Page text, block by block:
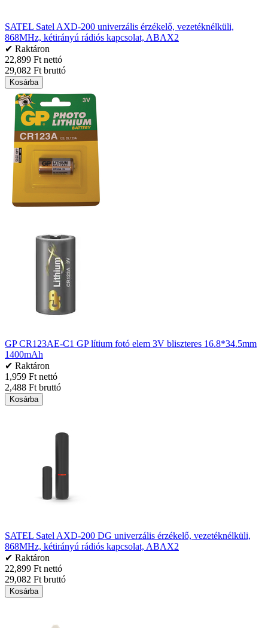
SATEL Satel AXD-200 univerzális érzékelő, vezetéknélküli,
868MHz, kétirányú rádiós kapcsolat, ABAX2
✔ Raktáron
22,899 Ft nettó
29,082 Ft bruttó
Kosárba
GP CR123AE-C1 GP lítium fotó elem 3V bliszteres 16.8*34.5mm
1400mAh
✔ Raktáron
1,959 Ft nettó
2,488 Ft bruttó
Kosárba
SATEL Satel AXD-200 DG univerzális érzékelő, vezetéknélküli,
868MHz, kétirányú rádiós kapcsolat, ABAX2
✔ Raktáron
22,899 Ft nettó
29,082 Ft bruttó
Kosárba